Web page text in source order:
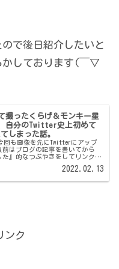
で後日紹介したいと
かしております(￣▽
撮ったくらげ＆モンキー星
自分のTwitter史上初めて
しまった話。
も画像を先にTwitterにアップ
はブログの記事を書いてから
た』的なつぶやきをしてリンクを
誰からも反応が無く…なので当然
ブログのPVアップ...2022.02.13
ンク